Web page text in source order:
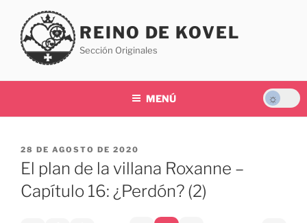
contenido
REINO DE KOVEL
Sección Originales
MENÚ
PUBLICADO
EL
28 DE AGOSTO DE 2020
El plan de la villana Roxanne –
Capítulo 16: ¿Perdón? (2)